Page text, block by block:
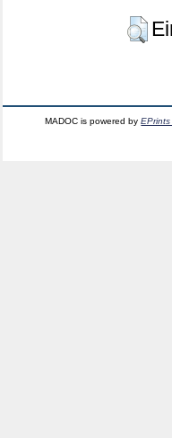
MADOC is powered byEPrints